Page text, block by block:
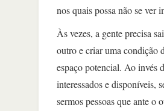
nos quais possa não se ver
Às vezes, a gente precisa
outro e criar uma condição
espaço potencial. Ao invés
interessados e disponíveis,
sermos pessoas que ante o